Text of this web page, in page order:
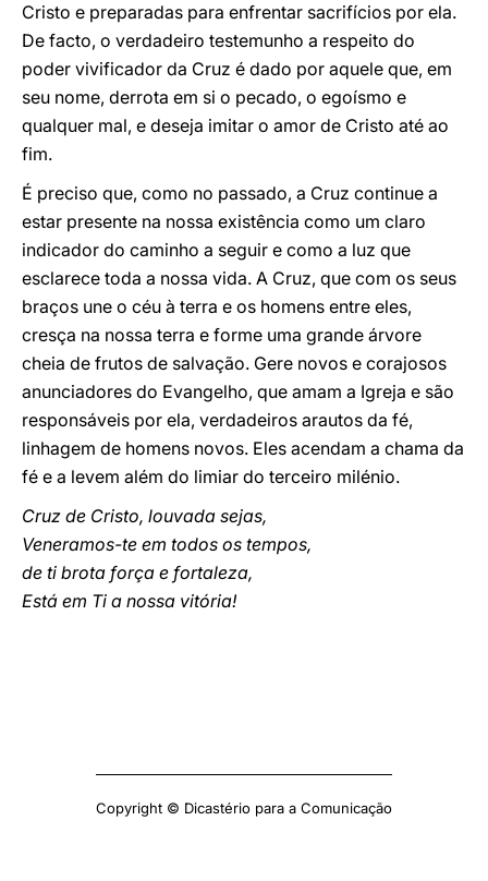
Cristo e preparadas para enfrentar sacrifícios por ela.
De facto, o verdadeiro testemunho a respeito do
poder vivificador da Cruz é dado por aquele que, em
seu nome, derrota em si o pecado, o egoísmo e
qualquer mal, e deseja imitar o amor de Cristo até ao
fim.
É preciso que, como no passado, a Cruz continue a
estar presente na nossa existência como um claro
indicador do caminho a seguir e como a luz que
esclarece toda a nossa vida. A Cruz, que com os seus
braços une o céu à terra e os homens entre eles,
cresça na nossa terra e forme uma grande árvore
cheia de frutos de salvação. Gere novos e corajosos
anunciadores do Evangelho, que amam a Igreja e são
responsáveis por ela, verdadeiros arautos da fé,
linhagem de homens novos. Eles acendam a chama da
fé e a levem além do limiar do terceiro milénio.
Cruz de Cristo, louvada sejas,
Veneramos-te em todos os tempos,
de ti brota força e fortaleza,
Está em Ti a nossa vitória!
Copyright © Dicastério para a Comunicação